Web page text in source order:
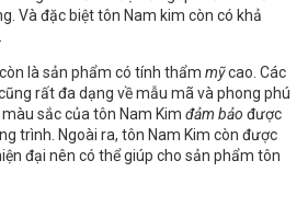
Và đặc biệt tôn Nam kim còn có khả
là sản phẩm có tính thẩm mỹcao. Các
rất đa dạng về mẫu mã và phong phú
sắc của tôn Nam Kim đảm bảo được
ng trình. Ngoài ra, tôn Nam Kim còn được
đại nên có thể giúp cho sản phẩm tôn